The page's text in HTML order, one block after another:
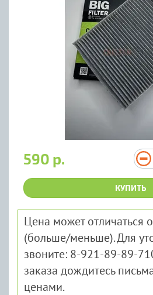
590 р.
КУПИТЬ
Цена может отличаться
(больше/меньше). Для
звоните: 8-921-89-89-
заказа дождитесь
ценами.